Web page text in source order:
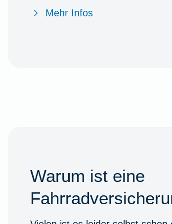
Mehr Infos
Warum ist eine